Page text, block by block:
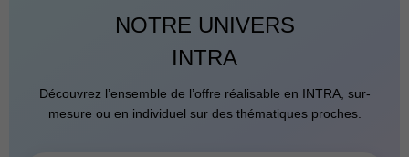
NOTRE UNIVERS
INTRA
Découvrez l’ensemble de l’offre réalisable en INTRA, sur-
mesure ou en individuel sur des thématiques proches.